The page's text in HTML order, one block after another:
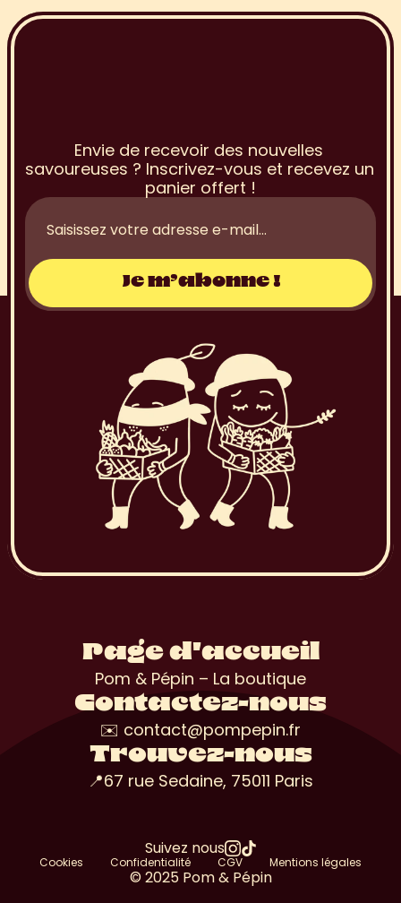
la Newslette
Envie de recevoir des nouvelles
savoureuses ? Inscrivez-vous et recevez un
panier offert !
Page d'accueil
Pom & Pépin – La boutique
Contactez-nous
✉️ contact@pompepin.fr
Trouvez-nous
📍67 rue Sedaine, 75011 Paris
Suivez nous
Cookies Confidentialité CGV Mentions légales
© 2025 Pom & Pépin